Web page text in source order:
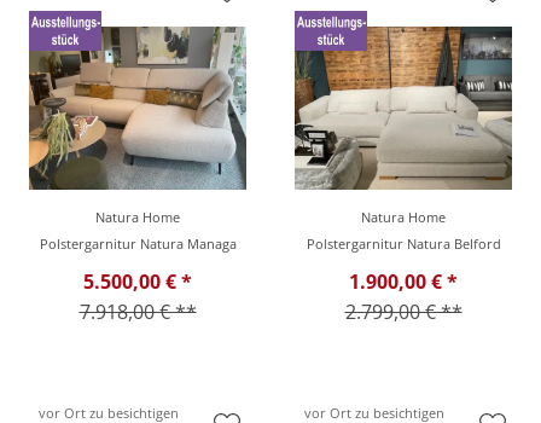
Natura Home
Polstergarnitur Natura Managa
5.500,00 € *
7.918,00 € **
Natura Home
Polstergarnitur Natura Belford
1.900,00 € *
2.799,00 € **
vor Ort zu besichtigen vor Ort zu besichtigen